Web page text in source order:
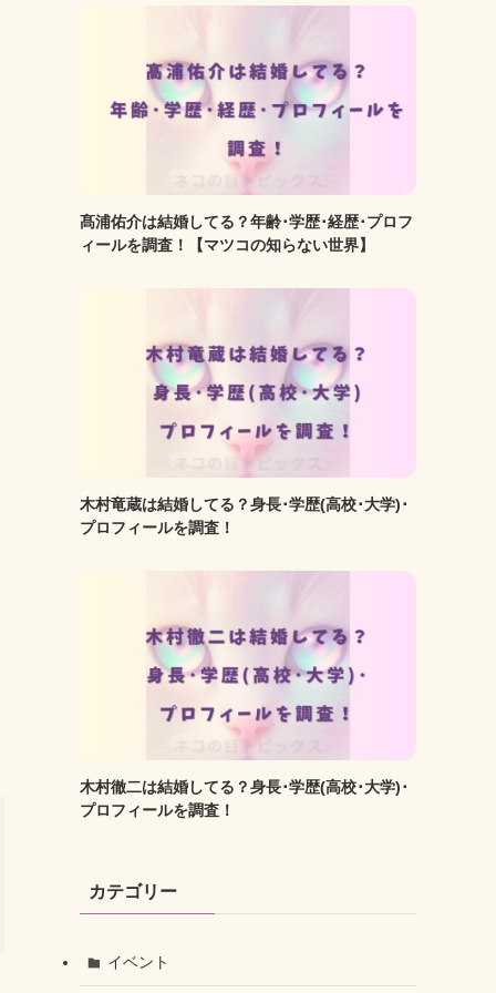
髙浦佑介は結婚してる？年齢･学歴･経歴･プロフ
ィールを調査！【マツコの知らない世界】
木村竜蔵は結婚してる？身長･学歴(高校･大学)･
プロフィールを調査！
木村徹二は結婚してる？身長･学歴(高校･大学)･
プロフィールを調査！
カテゴリー
イベント